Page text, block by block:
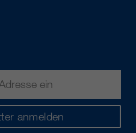
anmelden